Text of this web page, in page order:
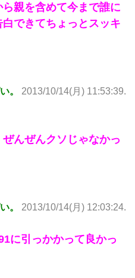
親を含めて今まで誰に
できてちょっとスッキ
。
2013/10/14(月) 11:53:39.
んぜんクソじゃなかっ
。
2013/10/14(月) 12:03:24.
に引っかかって良かっ